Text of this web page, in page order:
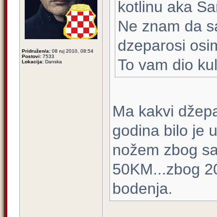
Pridružen/a: 08 ruj 2010, 08:54
Postovi: 7533
Lokacija: Danska
kotlinu aka
Ne znam da
dzeparosi
To vam dio
Ma kakvi
godina bilo je
nožem zbog
50KM...zbog
bodenja.